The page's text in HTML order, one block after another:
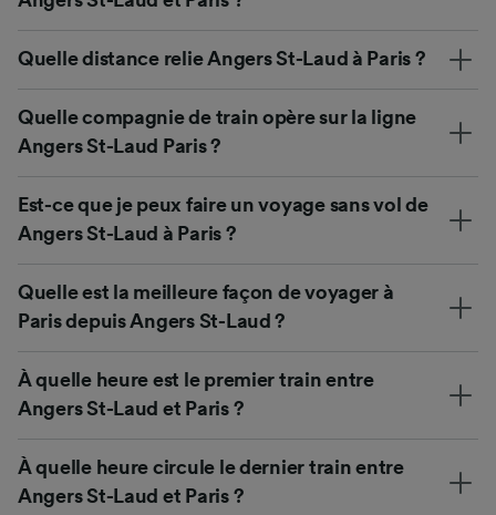
Quelle distance relie Angers St-Laud à Paris ?
Quelle compagnie de train opère sur la ligne
Angers St-Laud Paris ?
Est-ce que je peux faire un voyage sans vol de
Angers St-Laud à Paris ?
Quelle est la meilleure façon de voyager à
Paris depuis Angers St-Laud ?
À quelle heure est le premier train entre
Angers St-Laud et Paris ?
À quelle heure circule le dernier train entre
Angers St-Laud et Paris ?